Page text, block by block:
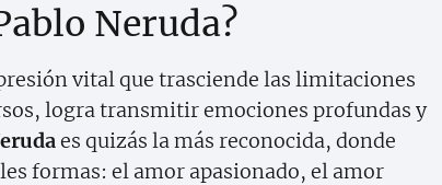
Neruda?
vital que trasciende las limitaciones
logra transmitir emociones profundas y
es quizás la más reconocida, donde
formas: el amor apasionado, el amor